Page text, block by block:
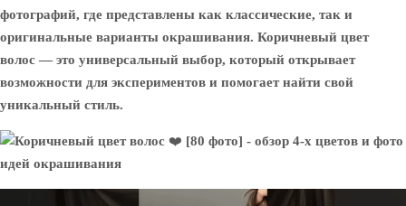
фотографий, где представлены как классические, так и
оригинальные варианты окрашивания. Коричневый цвет
волос — это универсальный выбор, который открывает
возможности для экспериментов и помогает найти свой
уникальный стиль.